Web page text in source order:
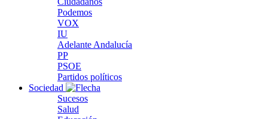
Podemos
VOX
IU
Adelante Andalucía
PP
PSOE
Partidos políticos
Sociedad
Sucesos
Salud